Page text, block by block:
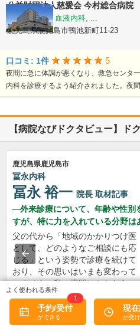
公益財団法人慈愛会 今村総合病院
内科, 救急科, 血液内科, ...
鹿児島県鹿児島市鴨池新町11-23
口コミ: 1件 5
夜間に急に体調が悪くなり、救急センタ
内科を診療するよう紹介されました。夜
【病院なびドクタビュー】ド
鹿児島県鹿児島市
冨永内科
冨永 裕一 院長 取材記事
外来診療について、年齢や性別
すが、特に力を入れている分野は
父の代から「地域のかかりつけ医
として、どのようなご相談にも応
じる」という姿勢で診療を続けて
おり、その思いはいまも変わって
いません。私の専門にかかわら
ず、おなかの不調や貧血、更年期
障害による不定愁訴など…
予約/受付
1
現